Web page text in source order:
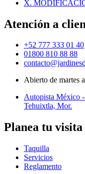
X.
Atención a
+52 777 333 01 40
01800 810 88 88
Abierto de martes
Autopista México
Tehuixtla, Mor.
Planea tu visita
Taquilla
Servicios
Reglamento